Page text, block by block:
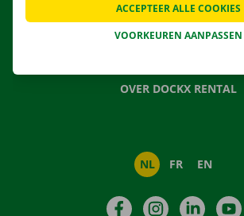
NIEUWS
CADEAUBON
OVER DOCKX RENTAL
NL FR EN
FacebookInstagramLinkedIn
VOORKEUREN AANPASSEN
ACCEPTEER ALLE COOKIES